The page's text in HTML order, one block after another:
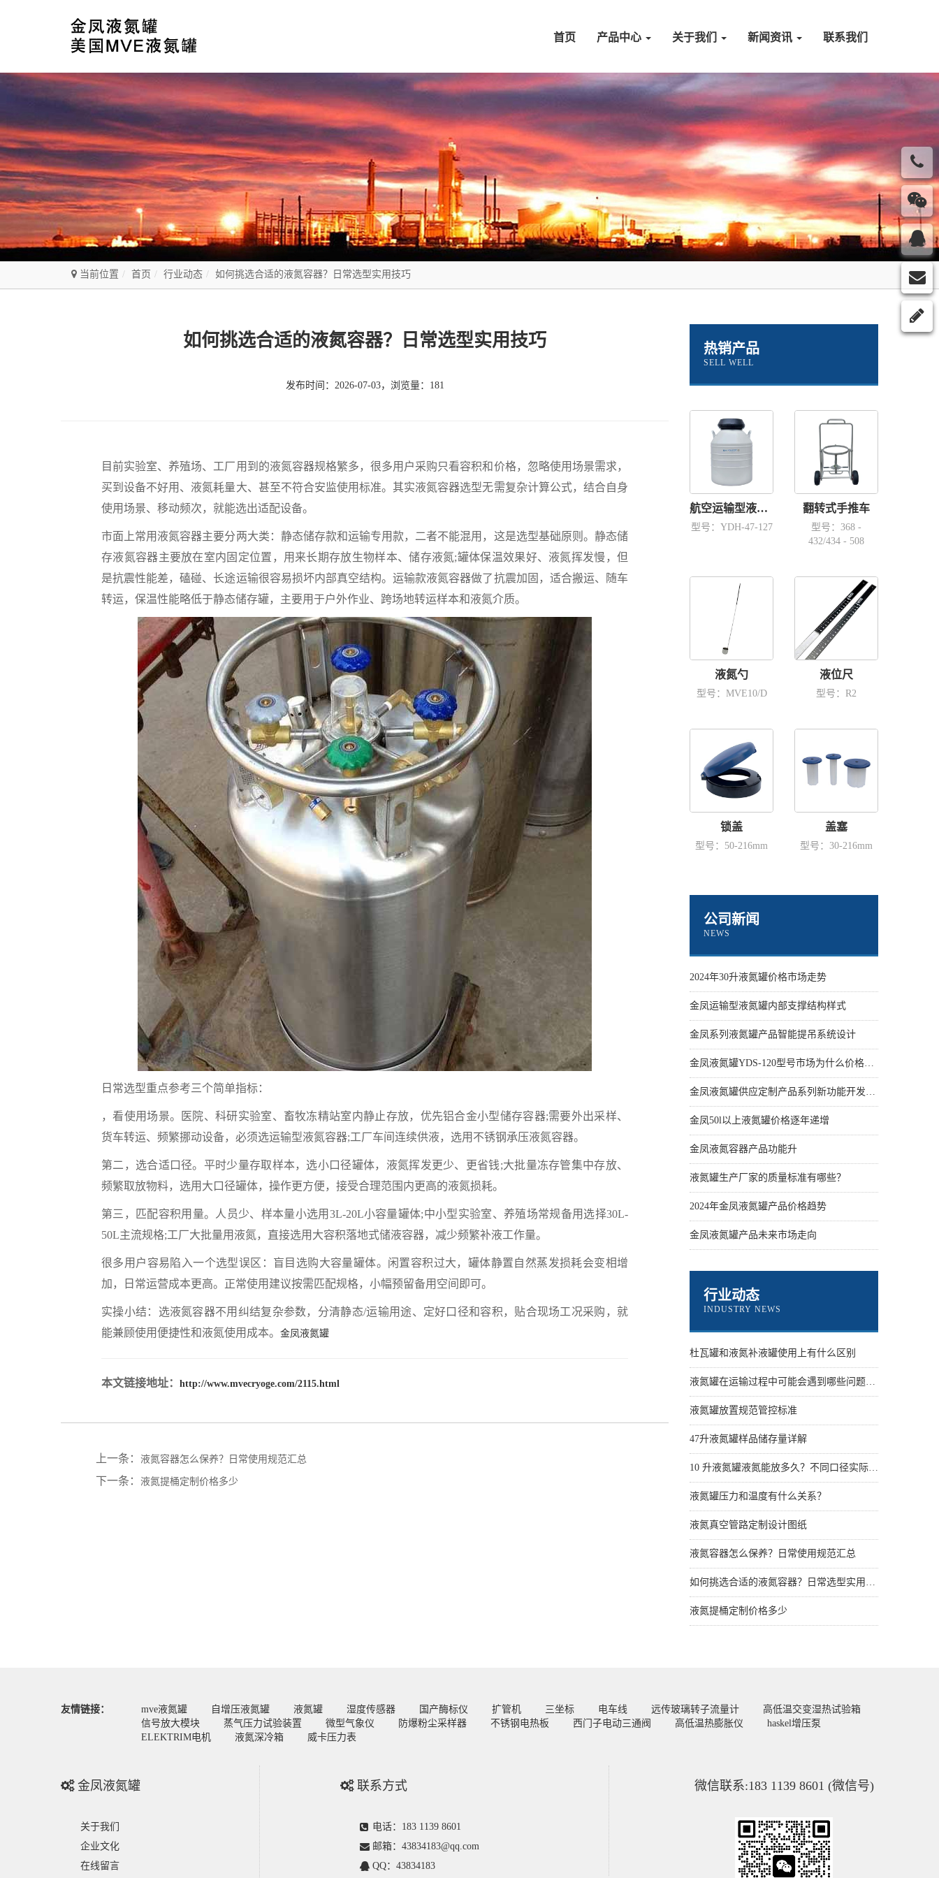
首页 产品中心 关于我们 新闻资讯 联系我们
当前位置 首页 行业动态 如何挑选合适的液氮容器？日常选型实用技巧
如何挑选合适的液氮容器？日常选型实用技巧
发布时间：2026-07-03，浏览量：181
目前实验室、养殖场、工厂用到的液氮容器规格繁多，很多用户采购只看容积和价格，忽略使用场景需求，
买到设备不好用、液氮耗量大、甚至不符合安监使用标准。其实液氮容器选型无需复杂计算公式，结合自身
使用场景、移动频次，就能选出适配设备。
市面上常用液氮容器主要分两大类：静态储存款和运输专用款，二者不能混用，这是选型基础原则。静态储
存液氮容器主要放在室内固定位置，用来长期存放生物样本、储存液氮;罐体保温效果好、液氮挥发慢，但
是抗震性能差，磕碰、长途运输很容易损坏内部真空结构。运输款液氮容器做了抗震加固，适合搬运、随车
转运，保温性能略低于静态储存罐，主要用于户外作业、跨场地转运样本和液氮介质。
日常选型重点参考三个简单指标：
，看使用场景。医院、科研实验室、畜牧冻精站室内静止存放，优先铝合金小型储存容器;需要外出采样、
货车转运、频繁挪动设备，必须选运输型液氮容器;工厂车间连续供液，选用不锈钢承压液氮容器。
第二，选合适口径。平时少量存取样本，选小口径罐体，液氮挥发更少、更省钱;大批量冻存管集中存放、
频繁取放物料，选用大口径罐体，操作更方便，接受合理范围内更高的液氮损耗。
第三，匹配容积用量。人员少、样本量小选用3L-20L小容量罐体;中小型实验室、养殖场常规备用选择30L-
50L主流规格;工厂大批量用液氮，直接选用大容积落地式储液容器，减少频繁补液工作量。
很多用户容易陷入一个选型误区：盲目选购大容量罐体。闲置容积过大，罐体静置自然蒸发损耗会变相增
加，日常运营成本更高。正常使用建议按需匹配规格，小幅预留备用空间即可。
实操小结：选液氮容器不用纠结复杂参数，分清静态/运输用途、定好口径和容积，贴合现场工况采购，就
能兼顾使用便捷性和液氮使用成本。 金凤液氮罐
本文链接地址： http://www.mvecryoge.com/2115.html
上一条： 液氮容器怎么保养？日常使用规范汇总
下一条： 液氮提桶定制价格多少
热销产品
SELL WELL
航空运输型液氮容器YDH-47-127
型号：YDH-47-127
翻转式手推车
型号：368 -
432/434 - 508
液氮勺
型号：MVE10/D
液位尺
型号：R2
锁盖
型号：50-216mm
盖塞
型号：30-216mm
公司新闻
NEWS
2024年30升液氮罐价格市场走势
金凤运输型液氮罐内部支撑结构样式
金凤系列液氮罐产品智能提吊系统设计
金凤液氮罐YDS-120型号市场为什么价格性价比更高些
金凤液氮罐供应定制产品系列新功能开发设计
金凤50l以上液氮罐价格逐年递增
金凤液氮容器产品功能升
液氮罐生产厂家的质量标准有哪些？
2024年金凤液氮罐产品价格趋势
金凤液氮罐产品未来市场走向
行业动态
INDUSTRY NEWS
杜瓦罐和液氮补液罐使用上有什么区别
液氮罐在运输过程中可能会遇到哪些问题？怎么解决
液氮罐放置规范管控标准
47升液氮罐样品储存量详解
10 升液氮罐液氮能放多久？不同口径实际保存天数
液氮罐压力和温度有什么关系？
液氮真空管路定制设计图纸
液氮容器怎么保养？日常使用规范汇总
如何挑选合适的液氮容器？日常选型实用技巧
液氮提桶定制价格多少
友情链接： mve液氮罐 自增压液氮罐 液氮罐 湿度传感器 国产酶标仪 扩管机 三坐标 电车线 远传玻璃转子流量计
高低温交变湿热试验箱
信号放大模块
蒸气压力试验装置 微型气象仪 防爆粉尘采样器 不锈钢电热板 西门子电动三通阀 高低温热膨胀仪
haskel增压泵
ELEKTRIM电机
液氮深冷箱 威卡压力表
金凤液氮罐
关于我们
企业文化
在线留言
联系方式
电话：183 1139 8601
邮箱：43834183@qq.com
QQ：43834183
微信联系:183 1139 8601 (微信号)